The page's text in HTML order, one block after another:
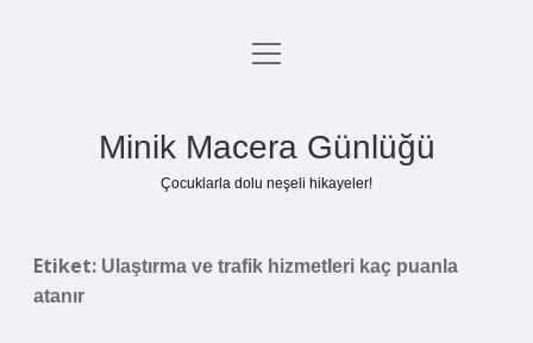
Anasayfa
menüyü
Minik Macera Günlüğü
Çocuklarla dolu neşeli hikayeler!
Etiket: Ulaştırma ve trafik hizmetleri kaç puanla
atanır